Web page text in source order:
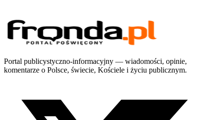
Portal publicystyczno-informacyjny — wiadomości, opinie,
komentarze o Polsce, świecie, Kościele i życiu publicznym.